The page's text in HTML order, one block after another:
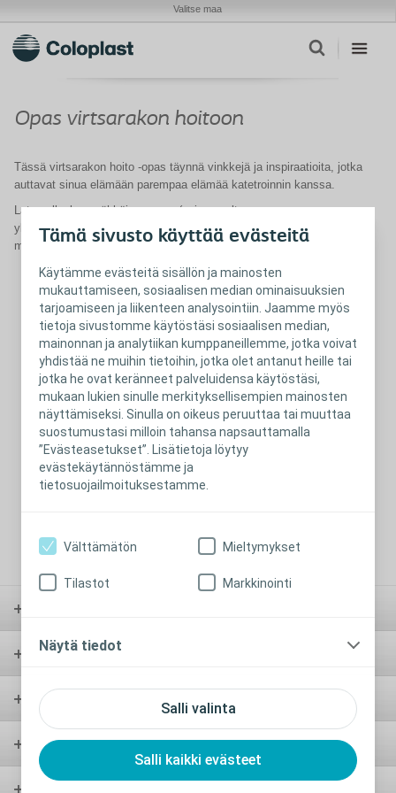
Tämä sivusto käyttää evästeitä
Käytämme evästeitä sisällön ja mainosten
mukauttamiseen, sosiaalisen median ominaisuuksien
tarjoamiseen ja liikenteen analysointiin. Jaamme myös
tietoja sivustomme käytöstäsi sosiaalisen median,
mainonnan ja analytiikan kumppaneillemme, jotka voivat
yhdistää ne muihin tietoihin, jotka olet antanut heille tai
jotka he ovat keränneet palveluidensa käytöstäsi,
mukaan lukien sinulle merkityksellisempien mainosten
näyttämiseksi. Sinulla on oikeus peruuttaa tai muuttaa
suostumustasi milloin tahansa napsauttamalla
”Evästeasetukset”. Lisätietoja löytyy
evästekäytännöstämme ja
tietosuojailmoituksestamme.
Salli valinta
Salli kaikki evästeet
Välttämätön Mieltymykset
Tilastot Markkinointi
Näytä tiedot
Valitse maa
Opas virtsarakon hoitoon
Tässä virtsarakon hoito -opas täynnä vinkkejä ja inspiraatioita, jotka
auttavat sinua elämään parempaa elämää katetroinnin kanssa.
Lataa allaoleva sähköinen opas (paina nuolta vasemmassa
yläkulmassa), tai säästä tämä nettisivu ja voit katsella ohjevihkoa
myös myöhemmin.
Virtsarakko ja katetrointi
Suolen hoito
Virtsankarkailu